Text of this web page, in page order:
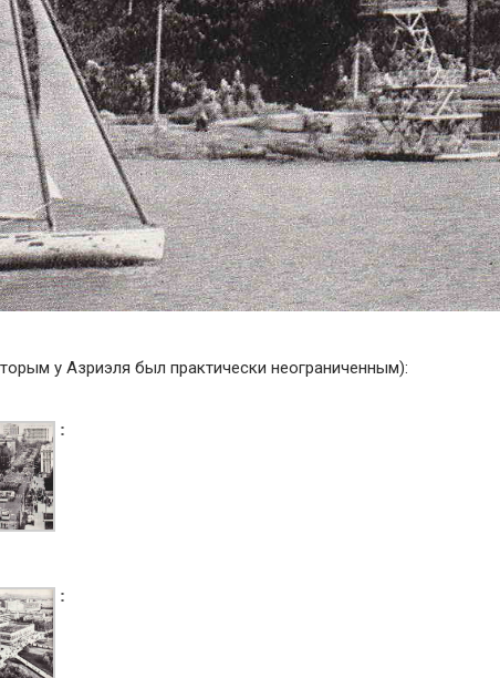
у Азриэля был практически неограниченным):